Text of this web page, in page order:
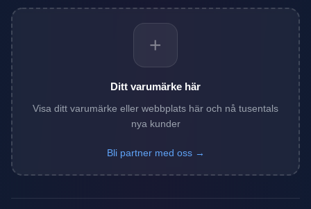
+
Ditt varumärke här
Visa ditt varumärke eller webbplats här och nå tusentals
nya kunder
Bli partner med oss →